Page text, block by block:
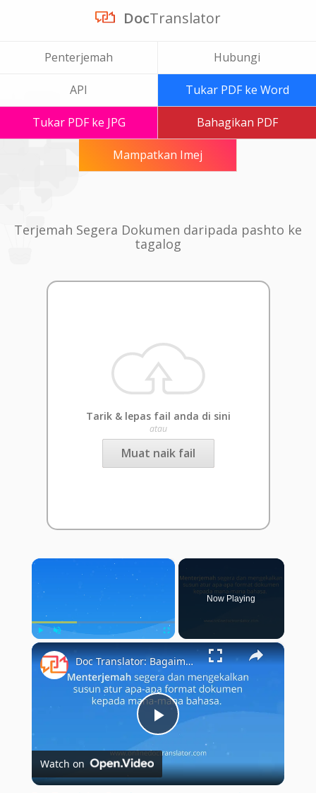
DocTranslator
Penterjemah Hubungi
API Tukar PDF ke Word
Tukar PDF ke JPG Bahagikan PDF
Mampatkan Imej
Terjemah Segera Dokumen daripada pashto ke
tagalog
Tarik & lepas fail anda di sini
atau
Muat naik fail
×
Play Unmute Fullscreen
Now Playing
×
Play
Video
Doc Translator: Bagaimana saya menggunakan penterjemah dokumen?
Watch on